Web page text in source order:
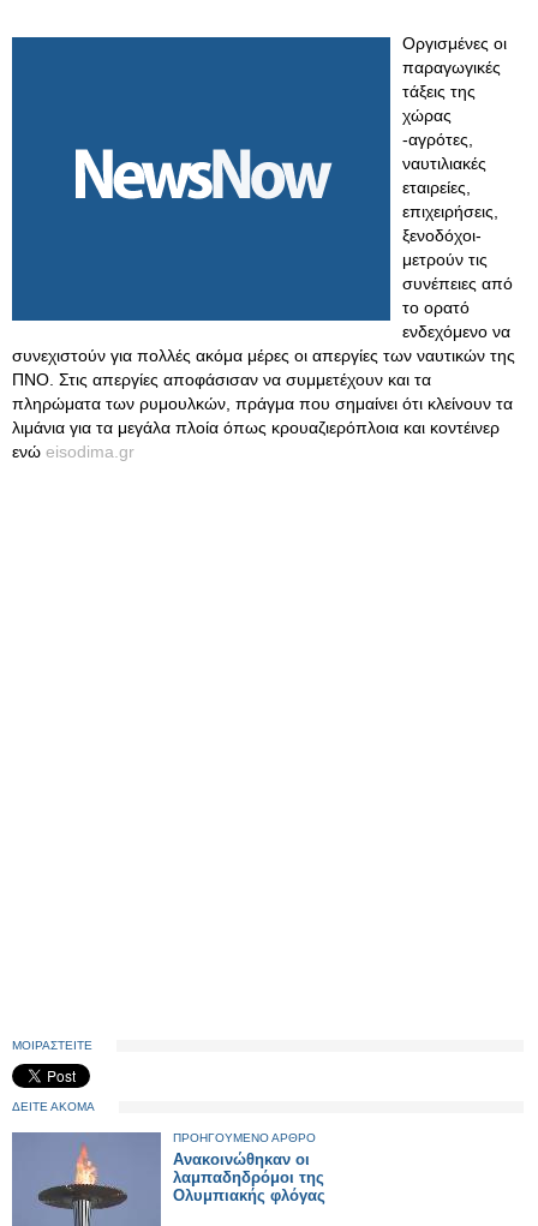
Οργισμένες οι
παραγωγικές
τάξεις της
χώρας
-αγρότες,
ναυτιλιακές
εταιρείες,
επιχειρήσεις,
ξενοδόχοι-
μετρούν τις
συνέπειες από
το ορατό
ενδεχόμενο να
συνεχιστούν για πολλές ακόμα μέρες οι απεργίες των ναυτικών της
ΠΝΟ. Στις απεργίες αποφάσισαν να συμμετέχουν και τα
πληρώματα των ρυμουλκών, πράγμα που σημαίνει ότι κλείνουν τα
λιμάνια για τα μεγάλα πλοία όπως κρουαζιερόπλοια και κοντέινερ
ενώ eisodima.gr
ΜΟΙΡΑΣΤΕΙΤΕ
ΔΕΙΤΕ ΑΚΟΜΑ
ΠΡΟΗΓΟΥΜΕΝΟ ΑΡΘΡΟ
Ανακοινώθηκαν οι
λαμπαδηδρόμοι της
Ολυμπιακής φλόγας